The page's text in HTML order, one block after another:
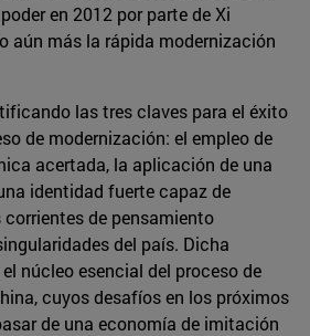
en 2012 por parte de Xi
aún más la rápida modernización
las tres claves para el éxito
de modernización: el empleo de
acertada, la aplicación de una
identidad fuerte capaz de
de pensamiento
del país. Dicha
núcleo esencial del proceso de
cuyos desafíos en los próximos
de una economía de imitación